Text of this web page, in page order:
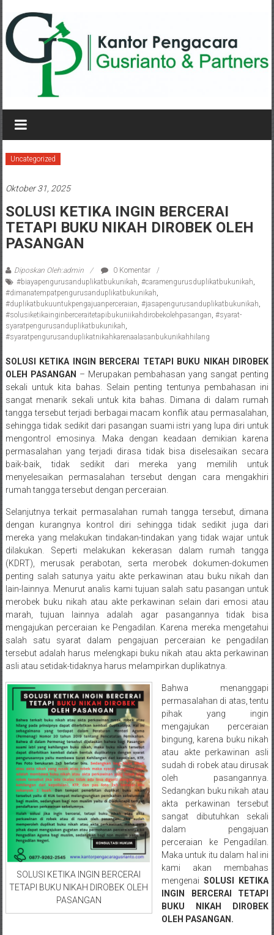
konten
KANTOR
PENGACARA
GUSRIANTO
&
PARTNERS
Kantor
Pengacara
/
Pengacara
Perceraian/
Advokat
/
Konsultan
Hukum
/
Konsultan
Hukum
Pajak/
Mediator/
Mediasi/
Yogyakarta/Bantul/Sleman/Gunung
Kidul/Wonosari/Wates/Kulonprogo/
Yogyakarta/Jogja/
Purwakarta,
Sukoharjo/
Semarang/
Batang/Brebes/
Purworejo,
Kebumen/Magelang/Temanggung/Mungkid/Demak/
Batu/
Blitar/Surabaya/Palembang/
Bekasi/Jakarta
selatan/
Jakarta
Utara/
Jakarta
Pusat/
Karawang/
Lampung
Barat/
Lampung
Timur/Lampung/
Jambi/
Bengkulu/
Medan/
Aceh/
Damasyaraya/
Solok/
Padang
Selatan/Padang
barat/
Uncategorized
Oktober 31, 2025
SOLUSI KETIKA INGIN BERCERAI
TETAPI BUKU NIKAH DIROBEK OLEH
PASANGAN
Diposkan Oleh:admin
0 Komentar
#biayapengurusanduplikatbukunikah, #caramengurusduplikatbukunikah,
#dimanatempatpengurusanduplikatbukunikah,
#duplikatbukuuntukpengajuanperceraian, #jasapengurusanduplikatbukunikah,
#solusiketikainginberceraitetapibukuniikahdirobekolehpasangan, #syarat-
syaratpengurusanduplikatbukunikah,
#syaratpengurusanduplikatnikahkarenaalasanbukunikahhilang
SOLUSI KETIKA INGIN BERCERAI TETAPI BUKU NIKAH DIROBEK
OLEH PASANGAN – Merupakan pembahasan yang sangat penting
sekali untuk kita bahas. Selain penting tentunya pembahasan ini
sangat menarik sekali untuk kita bahas. Dimana di dalam rumah
tangga tersebut terjadi berbagai macam konflik atau permasalahan,
sehingga tidak sedikit dari pasangan suami istri yang lupa diri untuk
mengontrol emosinya. Maka dengan keadaan demikian karena
permasalahan yang terjadi dirasa tidak bisa diselesaikan secara
baik-baik, tidak sedikit dari mereka yang memilih untuk
menyelesaikan permasalahan tersebut dengan cara mengakhiri
rumah tangga tersebut dengan perceraian.
Selanjutnya terkait permasalahan rumah tangga tersebut, dimana
dengan kurangnya kontrol diri sehingga tidak sedikit juga dari
mereka yang melakukan tindakan-tindakan yang tidak wajar untuk
dilakukan. Seperti melakukan kekerasan dalam rumah tangga
(KDRT), merusak perabotan, serta merobek dokumen-dokumen
penting salah satunya yaitu akte perkawinan atau buku nikah dan
lain-lainnya. Menurut analis kami tujuan salah satu pasangan untuk
merobek buku nikah atau akte perkawinan selain dari emosi atau
marah, tujuan lainnya adalah agar pasangannya tidak bisa
mengajukan perceraian ke Pengadilan. Karena mereka mengetahui
salah satu syarat dalam pengajuan perceraian ke pengadilan
tersebut adalah harus melengkapi buku nikah atau akta perkawinan
asli atau setidak-tidaknya harus melampirkan duplikatnya.
SOLUSI KETIKA INGIN BERCERAI
TETAPI BUKU NIKAH DIROBEK OLEH
PASANGAN
Bahwa menanggapi
permasalahan di atas, tentu
pihak yang ingin
mengajukan perceraian
bingung, karena buku nikah
atau akte perkawinan asli
sudah di robek atau dirusak
oleh pasangannya.
Sedangkan buku nikah atau
akta perkawinan tersebut
sangat dibutuhkan sekali
dalam pengajuan
perceraian ke Pengadilan.
Maka untuk itu dalam hal ini
kami akan membahas
mengenai SOLUSI KETIKA
INGIN BERCERAI TETAPI
BUKU NIKAH DIROBEK
OLEH PASANGAN.